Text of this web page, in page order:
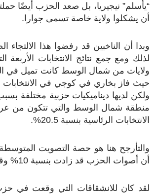
“يأسلم” نيجيريا، بل صعد الحزب أيضًا
أن يشكلوا ولاية خاصة تسمى جوارا.
وبدا أن الناخبين قد رفضوا هذا
لذلك ومع جمع نتائج الانتخابات
ولايات من شمال الوسط كانت تميل في
ولكن لديها ديناميكيات حزبية مختلفة
منطقة شمال الوسط والتي تتكون من
الانتخابات الرئاسية بنسبة 20.5%.
والتأرجح هنا هو حصة التصويت المتوسطة
أن أصوات الحزب قد زادت بنسبة 10% وقلت النسبة ذاتها من الحزب المنافس.
لقد كان للانشقاقات التي وقعت في